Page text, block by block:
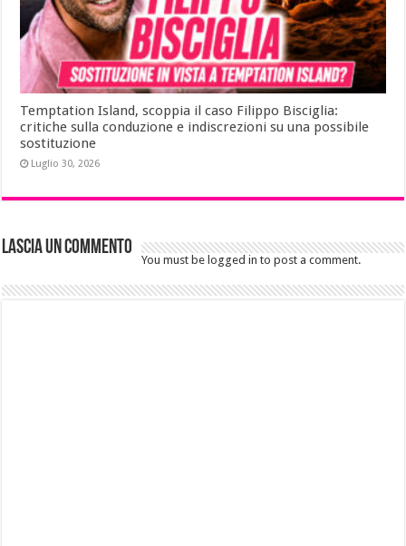
Temptation Island, scoppia il caso Filippo Bisciglia:
critiche sulla conduzione e indiscrezioni su una possibile
sostituzione
Luglio 30, 2026
Lascia un commento
You must be logged in to post a comment.